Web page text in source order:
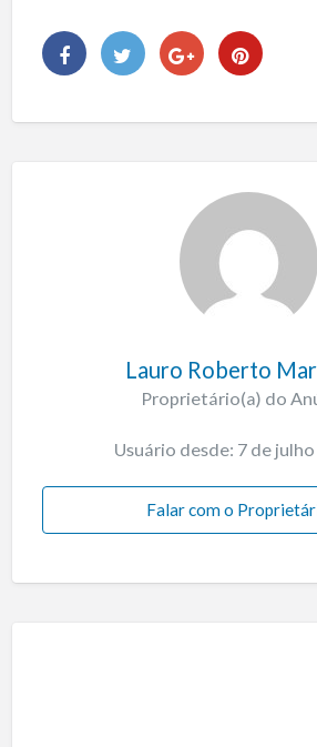
Lauro Roberto
Proprietário(a) do
Usuário desde: 7 de
Falar com o